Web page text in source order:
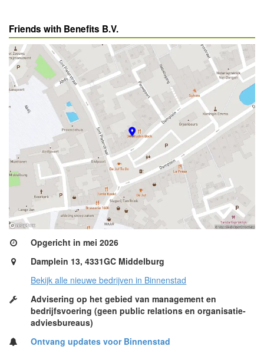
Friends with Benefits B.V.
Opgericht in mei 2026
Damplein 13, 4331GC Middelburg
Bekijk alle nieuwe bedrijven in Binnenstad
Advisering op het gebied van management en
bedrijfsvoering (geen public relations en organisatie-
adviesbureaus)
Ontvang updates voor Binnenstad